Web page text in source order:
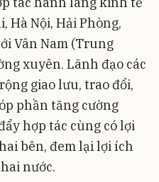
Hà Nội, Hải Phòng,
Vân Nam (Trung
xuyên. Lãnh đạo các
giao lưu, trao đổi,
phần tăng cường
hợp tác cùng có lợi
bên, đem lại lợi ích
nước.